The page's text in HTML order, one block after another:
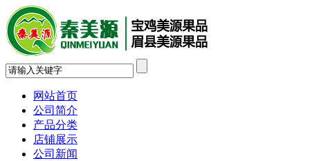
网站首页
公司简介
产品分类
店铺展示
公司新闻